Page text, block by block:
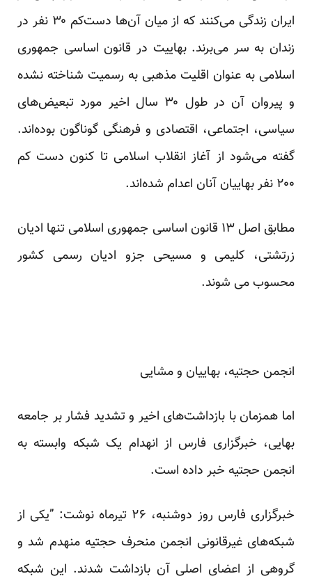
ایران زندگی می‌کنند که از میان آن‌ها دست‌کم ۳۰ نفر در
زندان‌ به سر می‌برند. بهاییت در قانون اساسی جمهوری
اسلامی به عنوان اقلیت مذهبی به رسمیت شناخته نشده‌
و پیروان آن در طول ۳۰ سال اخیر مورد تبعیض‌های
سیاسی، ‌اجتماعی، اقتصادی و فرهنگی گوناگون بوده‌اند.
گفته می‌شود از آغاز انقلاب اسلامی تا کنون دست کم
۲۰۰ نفر بهاییان آنان اعدام شده‌اند.
مطابق اصل ۱۳ قانون اساسی جمهوری اسلامی تنها ادیان
زرتشتی، کلیمی و مسیحی جزو ادیان رسمی کشور
محسوب می شوند.
انجمن حجتیه، بهاییان و مشایی
اما همزمان با بازداشت‌های اخیر و تشدید فشار بر جامعه
بهایی، ‌خبرگزاری فارس از انهدام یک شبکه وابسته به
انجمن حجتیه خبر داده است.
خبرگزاری فارس روز دوشنبه، ۲۶ تیرماه نوشت: ‌”یکی از
شبکه‌های غیرقانونی انجمن منحرف حجتیه منهدم شد و
گروهی از اعضای اصلی آن بازداشت شدند. این شبکه